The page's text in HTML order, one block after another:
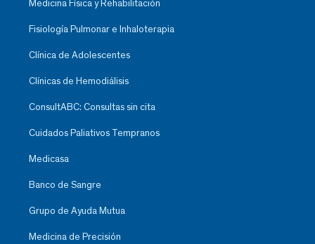
Medicina Física y Rehabilitación
Fisiología Pulmonar e Inhaloterapia
Clínica de Adolescentes
Clínicas de Hemodiálisis
ConsultABC: Consultas sin cita
Cuidados Paliativos Tempranos
Medicasa
Banco de Sangre
Grupo de Ayuda Mutua
Medicina de Precisión